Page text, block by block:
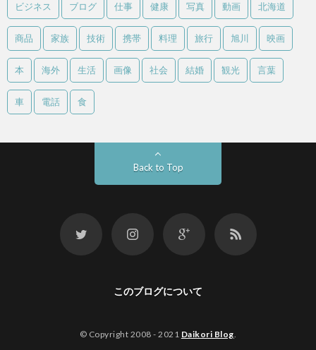
ビジネス ブログ 仕事 健康 写真 動画 北海道
商品 家族 技術 携帯 料理 旅行 旭川 映画
本 海外 生活 画像 社会 結婚 観光 言葉
車 電話 食
Back to Top
このブログについて
© Copyright 2008 - 2021 Daikori Blog.